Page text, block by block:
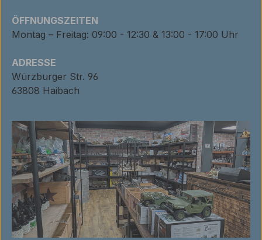
ÖFFNUNGSZEITEN
Montag – Freitag: 09:00 - 12:30 & 13:00 - 17:00 Uhr
ADRESSE
Würzburger Str. 96
63808 Haibach